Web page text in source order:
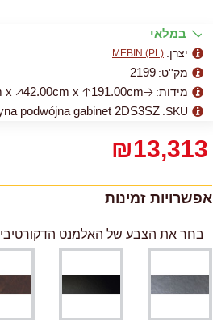
₪13,313
במלאי
יצרן: MEBIN (PL)
מק''ט: 2199
מידות: 🡢101.00cm x 🡥42.00cm x 🡡191.00cm
SKU:
podwójna gabinet 2DS3SZ
אפשרויות זמינות
בחר את הצבע של האלמנט הדקורטיבי